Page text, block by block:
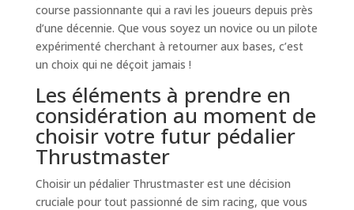
course passionnante qui a ravi les joueurs depuis près
d’une décennie. Que vous soyez un novice ou un pilote
expérimenté cherchant à retourner aux bases, c’est
un choix qui ne déçoit jamais !
Les éléments à prendre en
considération au moment de
choisir votre futur pédalier
Thrustmaster
Choisir un pédalier Thrustmaster est une décision
cruciale pour tout passionné de sim racing, que vous